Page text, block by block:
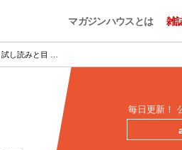
マガジンハウスとは 雑
し読みと目 …
毎日更新！